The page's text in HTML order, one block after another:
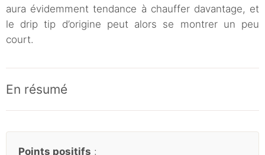
aura évidemment tendance à chauffer davantage, et
le drip tip d’origine peut alors se montrer un peu
court.
En résumé
Points positifs :